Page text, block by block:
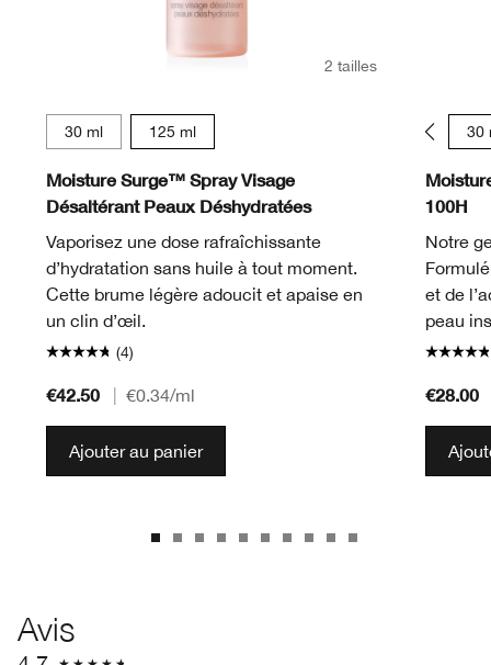
2 tailles
30 ml 125 ml
Moisture Surge™ Spray Visage
Désaltérant Peaux Déshydratées
Vaporisez une dose rafraîchissante
d’hydratation sans huile à tout moment.
Cette brume légère adoucit et apaise en
un clin d’œil.
(4)
€42.50 €0.34/ml
Ajouter au panier
30
100H
Notre
et de
peau
€28.00
Avis